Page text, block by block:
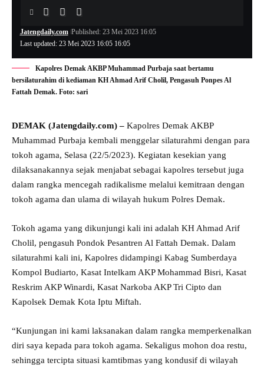
Last updated: 23 Mei 2023 16:05 16:05
Jatengdaily.com Published: 23 Mei 2023 16:05
Kapolres Demak AKBP Muhammad Purbaja saat bertamu
bersilaturahim di kediaman KH Ahmad Arif Cholil, Pengasuh Ponpes Al
Fattah Demak. Foto: sari
DEMAK (Jatengdaily.com) – Kapolres Demak AKBP
Muhammad Purbaja kembali menggelar silaturahmi dengan para
tokoh agama, Selasa (22/5/2023). Kegiatan kesekian yang
dilaksanakannya sejak menjabat sebagai kapolres tersebut juga
dalam rangka mencegah radikalisme melalui kemitraan dengan
tokoh agama dan ulama di wilayah hukum Polres Demak.
Tokoh agama yang dikunjungi kali ini adalah KH Ahmad Arif
Cholil, pengasuh Pondok Pesantren Al Fattah Demak. Dalam
silaturahmi kali ini, Kapolres didampingi Kabag Sumberdaya
Kompol Budiarto, Kasat Intelkam AKP Mohammad Bisri, Kasat
Reskrim AKP Winardi, Kasat Narkoba AKP Tri Cipto dan
Kapolsek Demak Kota Iptu Miftah.
“Kunjungan ini kami laksanakan dalam rangka memperkenalkan
diri saya kepada para tokoh agama. Sekaligus mohon doa restu,
sehingga tercipta situasi kamtibmas yang kondusif di wilayah